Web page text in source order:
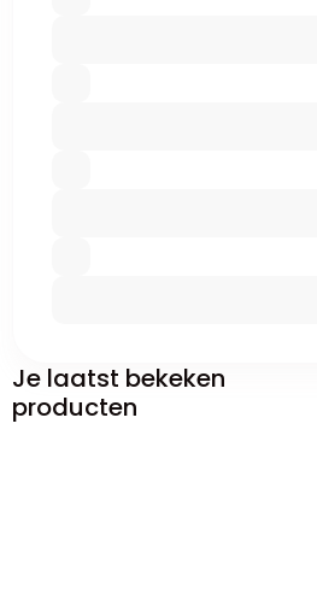
Je laatst bekeken
producten